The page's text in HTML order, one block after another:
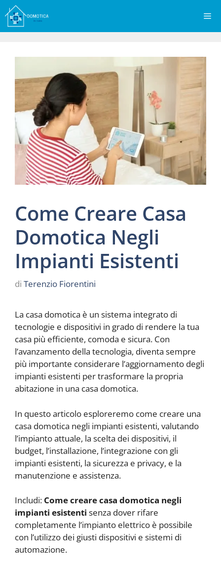
Vai
al
contenuto
Come Creare Casa
Domotica Negli
Impianti Esistenti
di Terenzio Fiorentini
La casa domotica è un sistema integrato di
tecnologie e dispositivi in grado di rendere la tua
casa più efficiente, comoda e sicura. Con
l’avanzamento della tecnologia, diventa sempre
più importante considerare l’aggiornamento degli
impianti esistenti per trasformare la propria
abitazione in una casa domotica.
In questo articolo esploreremo come creare una
casa domotica negli impianti esistenti, valutando
l’impianto attuale, la scelta dei dispositivi, il
budget, l’installazione, l’integrazione con gli
impianti esistenti, la sicurezza e privacy, e la
manutenzione e assistenza.
Includi: Come creare casa domotica negli
impianti esistenti senza dover rifare
completamente l’impianto elettrico è possibile
con l’utilizzo dei giusti dispositivi e sistemi di
automazione.